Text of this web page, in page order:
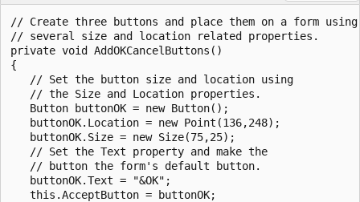
// Create three buttons and place them on a form
// several size and location related properties.
private void AddOKCancelButtons()
{
   // Set the button size and location using
   // the Size and Location properties.
   Button buttonOK = new Button();
   buttonOK.Location = new Point(136,248);
   buttonOK.Size = new Size(75,25);
   // Set the Text property and make the
   // button the form's default button.
   buttonOK.Text = "&OK";
   this.AcceptButton = buttonOK;